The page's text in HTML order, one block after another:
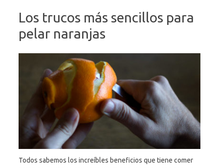
Los trucos más sencillos para
pelar naranjas
Todos sabemos los increíbles beneficios que tiene comer